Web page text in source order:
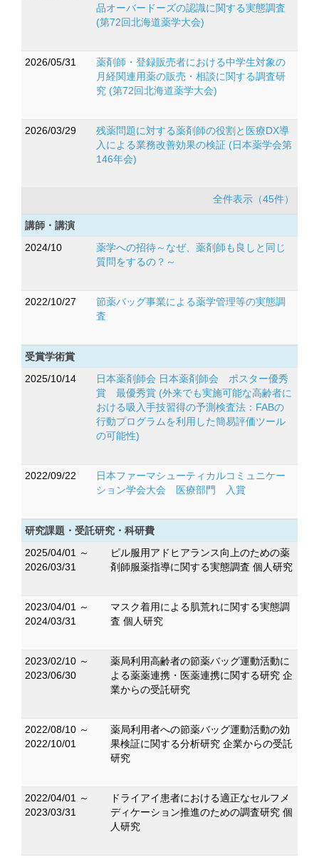
品オーバードーズの認識に関する実態調査
(第72回北海道薬学大会)
2026/05/31
薬剤師・登録販売者における中学生対象の
月経関連用薬の販売・相談に関する調査研
究 (第72回北海道薬学大会)
2026/03/29
残薬問題に対する薬剤師の役割と医療DX導
入による業務改善効果の検証 (日本薬学会第
146年会)
全件表示（45件）
講師・講演
2024/10
薬学への招待～なぜ、薬剤師も良しと同じ
質問をするの？～
2022/10/27
節薬バッグ事業による薬学管理等の実態調
査
受賞学術賞
2025/10/14
日本薬剤師会 日本薬剤師会 ポスター優秀
賞 最優秀賞 (外来でも実施可能な高齢者に
おける吸入手技習得の予測検査法：FABの
行動プログラムを利用した簡易評価ツール
の可能性)
2022/09/22
日本ファーマシューティカルコミュニケー
ション学会大会 医療部門 入賞
研究課題・受託研究・科研費
2025/04/01 ～
2026/03/31
ピル服用アドヒアランス向上のための薬
剤師服薬指導に関する実態調査 個人研究
2023/04/01 ～
2024/03/31
マスク着用による肌荒れに関する実態調
査 個人研究
2023/02/10 ～
2023/06/30
薬局利用高齢者の節薬バッグ運動活動に
よる薬薬連携・医薬連携に関する研究 企
業からの受託研究
2022/08/10 ～
2022/10/01
薬局利用者への節薬バッグ運動活動の効
果検証に関する分析研究 企業からの受託
研究
2022/04/01 ～
2023/03/31
ドライアイ患者における適正なセルフメ
ディケーション推進のための調査研究 個
人研究